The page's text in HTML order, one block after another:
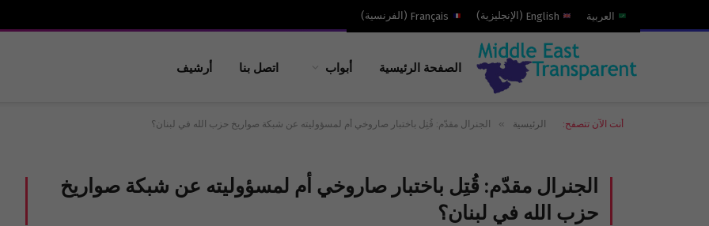
العربية English
( الإنجليزية)
Français
( الفرنسية)
الصفحة الرئيسية أبواب اتصل بنا أرشيف
أنت الآن تتصفح: الرئيسية » الجنرال مقدّم: قُتِل باختبار صاروخي أم لمسؤوليته عن شبكة صواريخ حزب الله في لبنان؟
الجنرال مقدّم: قُتِل باختبار صاروخي أم لمسؤوليته عن شبكة صواريخ
حزب الله في لبنان؟